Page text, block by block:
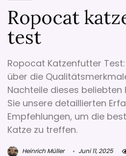
Ropocat
test
Ropocat Katzenfutter
über die
Nachteile dieses beliebten
Sie unsere detaillierten
Empfehlungen, um die
Katze zu treffen.
Heinrich Müller Juni 11, 2025